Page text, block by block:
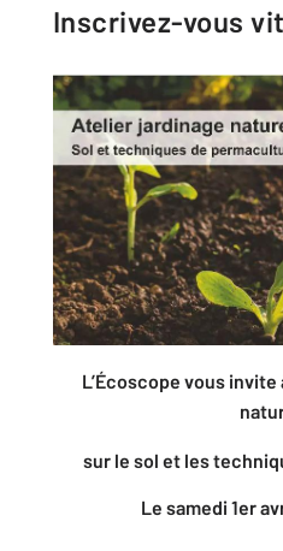
Inscrivez-vous
L’Écoscope vous
sur le sol et les
Le samedi 1er